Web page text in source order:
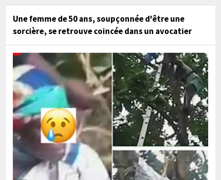
Une femme de 50 ans, soupçonnée d'être une
sorcière, se retrouve coincée dans un avocatier